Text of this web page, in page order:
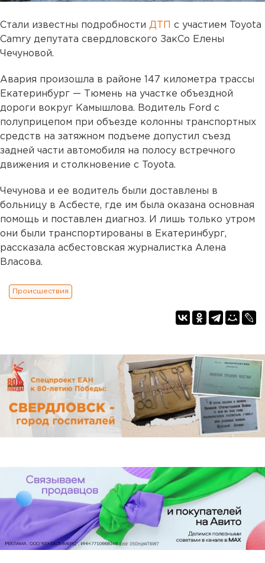
Стали известны подробности ДТП
с участием Toyota
Camry депутата свердловского ЗакСо Елены
Чечуновой.
Авария произошла в районе 147 километра трассы
Екатеринбург — Тюмень на участке объездной
дороги вокруг Камышлова. Водитель Ford с
полуприцепом при объезде колонны транспортных
средств на затяжном подъеме допустил съезд
задней части автомобиля на полосу встречного
движения и столкновение с Toyota.
Чечунова и ее водитель были доставлены в
больницу в Асбесте, где им была оказана основная
помощь и поставлен диагноз. И лишь только утром
они были транспортированы в Екатеринбург,
рассказала асбестовская журналистка Алена
Власова.
Происшествия